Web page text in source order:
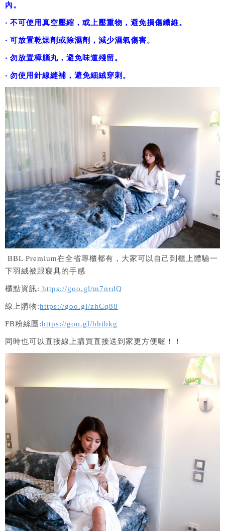
內。
‧ 不可使用真空壓縮，或上壓重物，避免損傷纖維。
‧ 可放置乾燥劑或除濕劑，減少濕氣傷害。
‧ 勿放置樟腦丸，避免味道殘留。
‧ 勿使用針線縫補，避免細絨穿刺。
BBL Premium在全省專櫃都有，大家可以自己到櫃上體驗一
下羽絨被跟寢具的手感
櫃點資訊: https://goo.gl/m7nrdQ
線上購物:https://goo.gl/zhCq88
FB粉絲團:https://goo.gl/bhibkg
同時也可以直接線上購買直接送到家更方便喔！！